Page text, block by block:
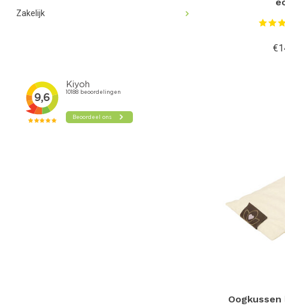
Zakelijk